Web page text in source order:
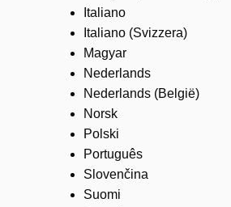
Italiano
Italiano (Svizzera)
Magyar
Nederlands
Nederlands (België)
Norsk
Polski
Português
Slovenčina
Suomi